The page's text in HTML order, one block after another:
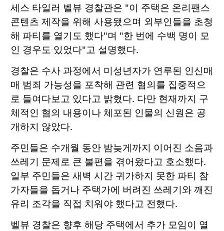
세스 타일러 벨뷰 경찰관은 "이 주택은 온리팬스
콘텐츠 제작을 위해 사용됐으며 외부인들을 초청
해 파티를 열기도 했다"며 "한 번에 수백 명이 모
인 경우도 있었다"고 설명했다.
경찰은 수사 과정에서 미성년자가 연루된 인신매
매 범죄 가능성을 포착해 관련 혐의를 집중적으
로 들여다보고 있다고 밝혔다. 다만 현재까지 구
체적인 혐의 내용이나 체포된 인물의 신원은 공
개하지 않았다.
주민들은 수개월 동안 밤늦게까지 이어진 소음과
쓰레기 문제로 큰 불편을 겪어왔다고 호소했다.
일부 주민들은 새벽 시간 귀가하지 못한 파티 참
가자들을 돕거나 주택가에 버려진 쓰레기와 깨진
유리 조각을 직접 치워야 했다고 전했다.
벨뷰 경찰은 향후 해당 주택에서 추가 모임이 열